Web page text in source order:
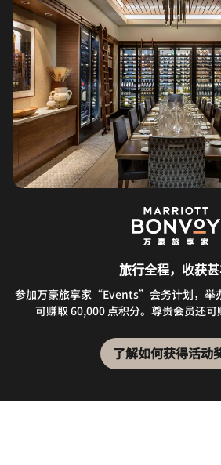
旅行全程，收获
参加万豪旅享家“Events”会务计划，举
可赚取 60,000 点积分。尊贵会员还可
了解如何获得活动